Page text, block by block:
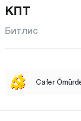
Йолалан
КПТ
Битлис
Cafer